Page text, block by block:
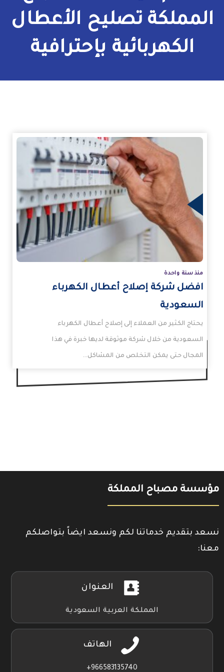
الكهرباء
المملكة تصليح الأعطال
الكهربائية بإحترافية
منذ سنة واحدة
افضل شركة إصلاح أعطال الكهرباء
السعودية
يحتاج الكثير من العملاء إلى إصلاح أعطال الكهرباء
السعودية من خلال شركة موثوقة لديها خبرة في هذا
المجال حتى يمكن التخلص من المشاكل…
مؤسسة مصباح المملكة
نسعد بتقديم خدماتنا لكم ونسعد ايضاً بتواصلكم
معنا:
العنوان
المملكة العربية السعودية
الهاتف
966583135740+